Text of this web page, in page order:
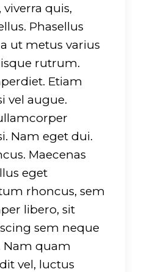
quis,
Phasellus
ut metus varius
rutrum.
Etiam
vel augue.
Nam eget dui.
Maecenas
eget
rhoncus, sem
libero, sit
sem neque
Nam quam
vel, luctus